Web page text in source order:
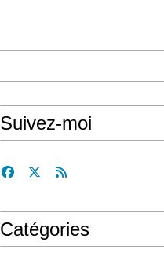
Suivez-moi
Catégories